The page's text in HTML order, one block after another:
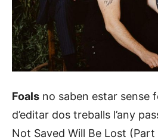
Foals no saben estar sense
d’editar dos treballs l’any
Not Saved Will Be Lost (Part